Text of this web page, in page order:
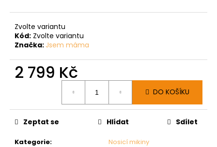
Zvolte variantu
Kód: Zvolte variantu
Značka: Jsem máma
2 799 Kč
DO KOŠÍKU
Kategorie:
Nosicí mikiny
Zeptat se Hlídat Sdílet